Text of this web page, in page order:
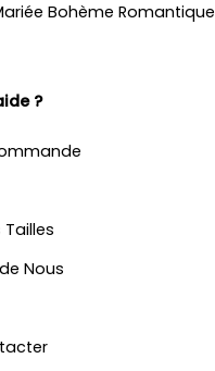
Bohème Romantique
?
Nous